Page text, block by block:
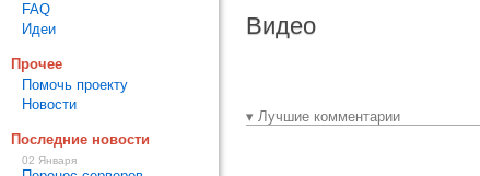
Видео
▾ Лучшие комментарии
FAQ
Идеи
Прочее
Помочь проекту
Новости
Последние новости
02 Января